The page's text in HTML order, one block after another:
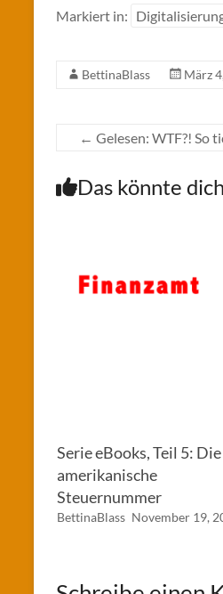
Markiert in:
BettinaBlass März
← Gelesen: WTF?! So
Das könnte
Serie eBooks, Teil 5:
amerikanische
Steuernummer
BettinaBlass November 19,